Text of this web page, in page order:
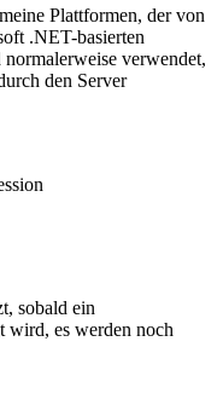
Plattformen, der von
.NET-basierten
verwendet,
den Server
sobald ein
wird, es werden noch